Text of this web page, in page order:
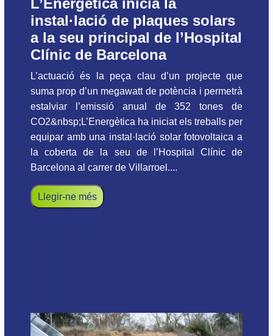
L’Energètica inicia la
instal·lació de plaques solars
a la seu principal de l’Hospital
Clínic de Barcelona
L’actuació és la peça clau d’un projecte que
suma prop d’un megawatt de potència i permetrà
estalviar l’emissió anual de 352 tones de
CO2&nbsp;L’Energètica ha iniciat els treballs per
equipar amb una instal·lació solar fotovoltaica a
la coberta de la seu de l’Hospital Clínic de
Barcelona al carrer de Villarroel....
Llegir-ne més